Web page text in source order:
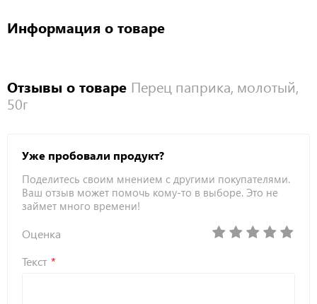
Информация о товаре
Отзывы о товаре Перец паприка, молотый,
50г
Уже пробовали продукт?
Поделитесь своим мнением с другими покупателями.
Ваш отзыв может помочь кому-то в выборе. Это не
займет много времени!
Оценка
Текст